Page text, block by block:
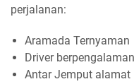
perjalanan:
Aramada Ternyaman
Driver berpengalaman
Antar Jemput alamat